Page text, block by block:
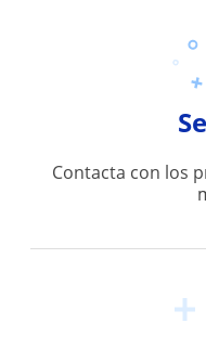
Contacta con los